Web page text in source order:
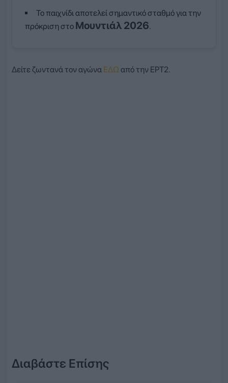
Το παιχνίδι αποτελεί σημαντικό σταθμό για την
πρόκριση στο Μουντιάλ 2026.
Δείτε ζωντανά τον αγώνα ΕΔΩ από την ΕΡΤ2.
Διαβάστε Επίσης